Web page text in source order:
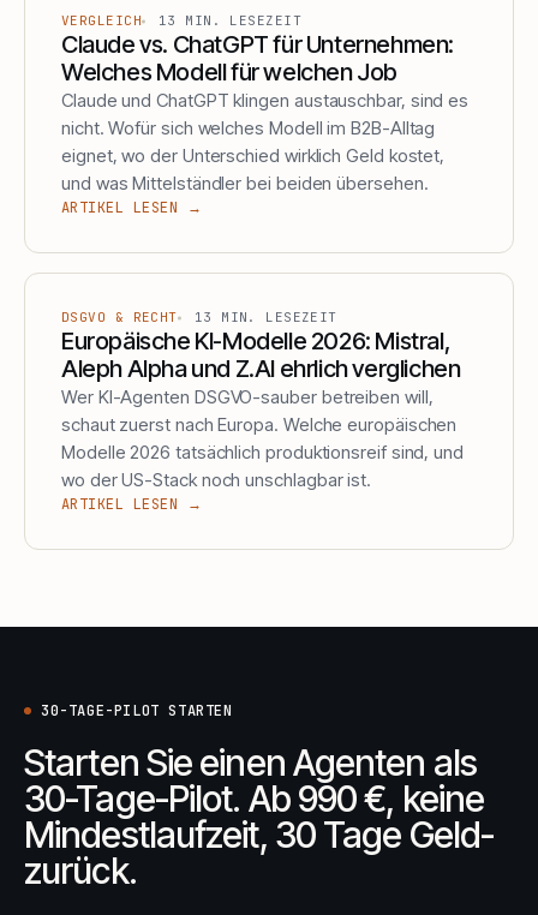
VERGLEICH 13 MIN. LESEZEIT
Claude vs. ChatGPT für Unternehmen:
Welches Modell für welchen Job
Claude und ChatGPT klingen austauschbar, sind es
nicht. Wofür sich welches Modell im B2B-Alltag
eignet, wo der Unterschied wirklich Geld kostet,
und was Mittelständler bei beiden übersehen.
ARTIKEL LESEN →
DSGVO & RECHT 13 MIN. LESEZEIT
Europäische KI-Modelle 2026: Mistral,
Aleph Alpha und Z.AI ehrlich verglichen
Wer KI-Agenten DSGVO-sauber betreiben will,
schaut zuerst nach Europa. Welche europäischen
Modelle 2026 tatsächlich produktionsreif sind, und
wo der US-Stack noch unschlagbar ist.
ARTIKEL LESEN →
30-TAGE-PILOT STARTEN
Starten Sie einen Agenten als
30-Tage-Pilot. Ab 990 €, keine
Mindestlaufzeit, 30 Tage Geld-
zurück.